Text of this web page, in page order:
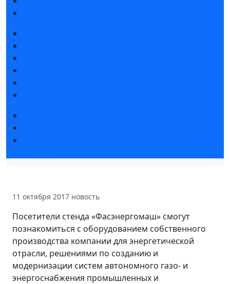
11 октября 2017 новость
Посетители стенда «Фасэнергомаш» смогут
познакомиться с оборудованием собственного
производства компании для энергетической
отрасли, решениями по созданию и
модернизации систем автономного газо- и
энергоснабжения промышленных и